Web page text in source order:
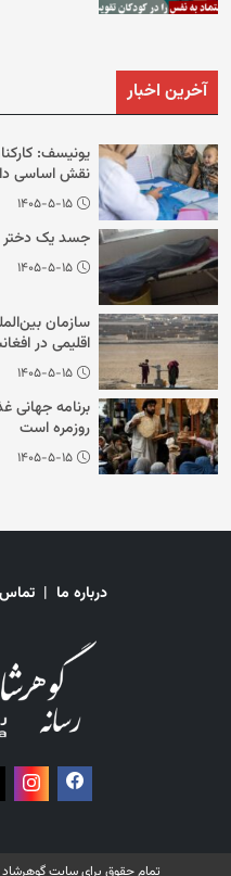
آخرین اخبار
یونیسف:
نقش اساسی
۱۴۰۵-۵-۱۵
جسد یک دختر ۱۲ ساله در ننگرهار پیدا شد
۱۴۰۵-۵-۱۵
سازمان
اقلیمی در
۱۴۰۵-۵-۱۵
برنامه جهانی
روزمره است
۱۴۰۵-۵-۱۵
درباره ما | تماس
تمام حقوق برای سایت گوهرشاد